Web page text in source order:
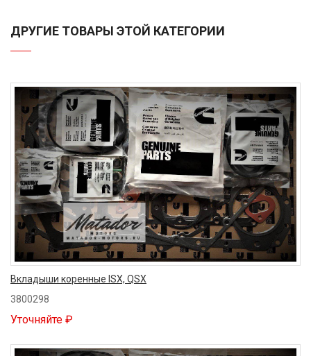
ДРУГИЕ ТОВАРЫ ЭТОЙ КАТЕГОРИИ
Вкладыши коренные ISX, QSX
3800298
Уточняйте ₽